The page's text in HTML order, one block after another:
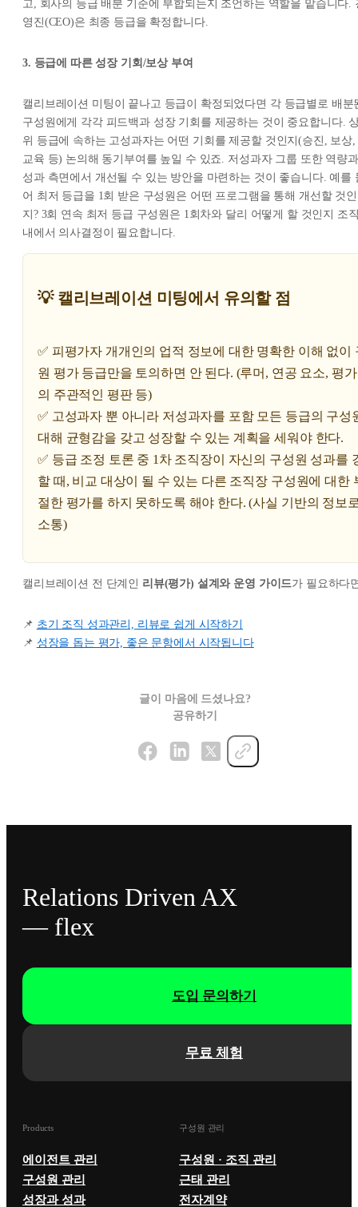
고, 회사의 등급 배분 기준에 부합되는지 조언하는 역할을 맡습니다.
영진(CEO)은 최종 등급을 확정합니다.
3. 등급에 따른 성장 기회/보상 부여
캘리브레이션 미팅이 끝나고 등급이 확정되었다면 각 등급별로 배분
구성원에게 각각 피드백과 성장 기회를 제공하는 것이 중요합니다.
위 등급에 속하는 고성과자는 어떤 기회를 제공할 것인지(승진, 보상,
교육 등) 논의해 동기부여를 높일 수 있죠. 저성과자 그룹 또한 역량과
성과 측면에서 개선될 수 있는 방안을 마련하는 것이 좋습니다. 예를
어 최저 등급을 1회 받은 구성원은 어떤 프로그램을 통해 개선할 것인
지? 3회 연속 최저 등급 구성원은 1회차와 달리 어떻게 할 것인지 조
내에서 의사결정이 필요합니다.
💡 캘리브레이션 미팅에서 유의할 점
✅ 피평가자 개개인의 업적 정보에 대한 명확한 이해 없이
원 평가 등급만을 토의하면 안 된다. (루머, 연공 요소, 평
의 주관적인 평판 등)
✅ 고성과자 뿐 아니라 저성과자를 포함 모든 등급의 구성
대해 균형감을 갖고 성장할 수 있는 계획을 세워야 한다.
✅ 등급 조정 토론 중 1차 조직장이 자신의 구성원 성과를
할 때, 비교 대상이 될 수 있는 다른 조직장 구성원에 대한
절한 평가를 하지 못하도록 해야 한다. (사실 기반의 정보
소통)
캘리브레이션 전 단계인 리뷰(평가) 설계와 운영 가이드가 필요하다
📌 초기 조직 성과관리, 리뷰로 쉽게 시작하기
📌 성장을 돕는 평가, 좋은 문항에서 시작됩니다
글이 마음에 드셨나요?
공유하기
Relations Driven AX
— flex
무료 체험
도입 문의하기
Products
에이전트 관리
구성원 관리
성장과 성과
구성원 관리
구성원 · 조직 관리
근태 관리
전자계약